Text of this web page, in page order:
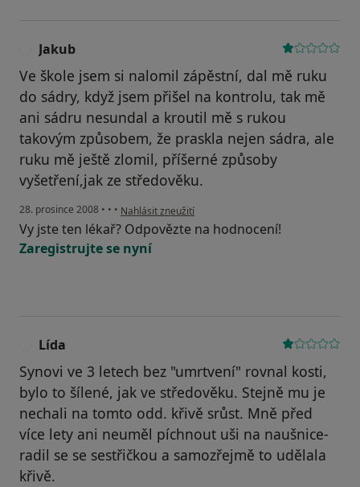
Jakub
Ve škole jsem si nalomil zápěstní, dal mě ruku
do sádry, když jsem přišel na kontrolu, tak mě
ani sádru nesundal a kroutil mě s rukou
takovým způsobem, že praskla nejen sádra, ale
ruku mě ještě zlomil, příšerné způsoby
vyšetření,jak ze středověku.
28. prosince 2008 • • • podle názoru uživatele Jakub
Nahlásit zneužití
Vy jste ten lékař? Odpovězte na hodnocení!
Zaregistrujte se nyní
Lída
Synovi ve 3 letech bez "umrtvení" rovnal kosti,
bylo to šílené, jak ve středověku. Stejně mu je
nechali na tomto odd. křivě srůst. Mně před
více lety ani neuměl píchnout uši na naušnice-
radil se se sestřičkou a samozřejmě to udělala
křivě.